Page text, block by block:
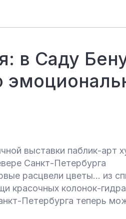
в Саду
выставки паблик-арт
Санкт-Петербурга
расцвели цветы… из
красочных колонок-
Петербурга теперь